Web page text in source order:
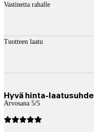
Vastinetta rahalle
Tuotteen laatu
Hyvä hinta-laatusuhde
Arvosana 5/5